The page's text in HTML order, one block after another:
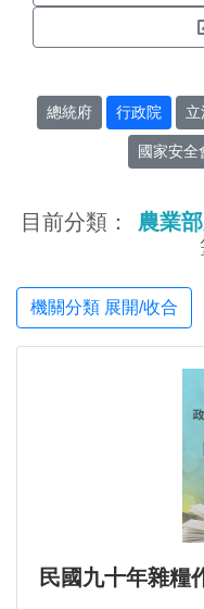
總統府 行政院 立
國家安全
目前分類： 農業
機關分類 展開/收合
民國九十年雜糧